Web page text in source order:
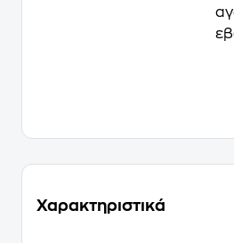
Χαρακτηριστικά